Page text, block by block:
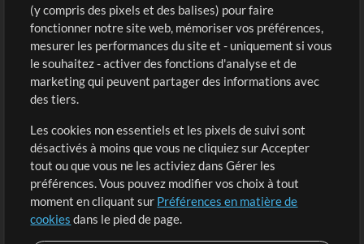
Boutique
Acheter des crédits
Contenu gratuit
Demander les pistes
Extras
Sessions
Soumettre votre contenu
Listes de lecture
Compte
Connexion
S'inscrire
(y compris des pixels et des balises) pour faire
fonctionner notre site web, mémoriser vos préférences,
mesurer les performances du site et - uniquement si vous
le souhaitez - activer des fonctions d'analyse et de
marketing qui peuvent partager des informations avec
des tiers.
Les cookies non essentiels et les pixels de suivi sont
désactivés à moins que vous ne cliquiez sur Accepter
tout ou que vous ne les activiez dans Gérer les
préférences. Vous pouvez modifier vos choix à tout
moment en cliquant sur Préférences en matière de
cookies dans le pied de page.